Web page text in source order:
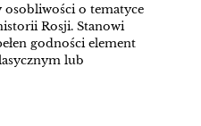
o tematyce
Rosji. Stanowi
godności element
lub